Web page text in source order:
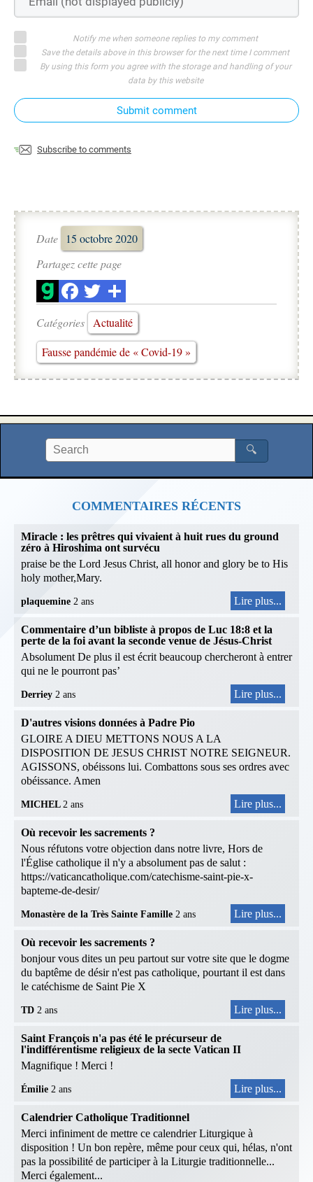
Notify me when someone replies to my comment
Save the details above in this browser for the next time I comment
By using this form you agree with the storage and handling of your
data by this website
Submit comment
Subscribe to comments
Date
15 octobre 2020
Partagez cette page
Catégories
Actualité
Fausse pandémie de « Covid-19 »
🔍
COMMENTAIRES RÉCENTS
Miracle : les prêtres qui vivaient à huit rues du ground
zéro à Hiroshima ont survécu
praise be the Lord Jesus Christ, all honor and glory be to His
holy mother,Mary.
plaquemine 2 ans Lire plus...
Commentaire d’un bibliste à propos de Luc 18:8 et la
perte de la foi avant la seconde venue de Jésus-Christ
Absolument De plus il est écrit beaucoup chercheront à entrer
qui ne le pourront pas’
Derriey 2 ans Lire plus...
D'autres visions données à Padre Pio
GLOIRE A DIEU METTONS NOUS A LA
DISPOSITION DE JESUS CHRIST NOTRE SEIGNEUR.
AGISSONS, obéissons lui. Combattons sous ses ordres avec
obéissance. Amen
MICHEL 2 ans Lire plus...
Où recevoir les sacrements ?
Nous réfutons votre objection dans notre livre, Hors de
l'Église catholique il n'y a absolument pas de salut :
https://vaticancatholique.com/catechisme-saint-pie-x-
bapteme-de-desir/
Monastère de la Très Sainte Famille 2 ans Lire plus...
Où recevoir les sacrements ?
bonjour vous dites un peu partout sur votre site que le dogme
du baptême de désir n'est pas catholique, pourtant il est dans
le catéchisme de Saint Pie X
TD 2 ans Lire plus...
Saint François n'a pas été le précurseur de
l'indifférentisme religieux de la secte Vatican II
Magnifique ! Merci !
Émilie 2 ans Lire plus...
Calendrier Catholique Traditionnel
Merci infiniment de mettre ce calendrier Liturgique à
disposition ! Un bon repère, même pour ceux qui, hélas, n'ont
pas la possibilité de participer à la Liturgie traditionnelle...
Merci également...